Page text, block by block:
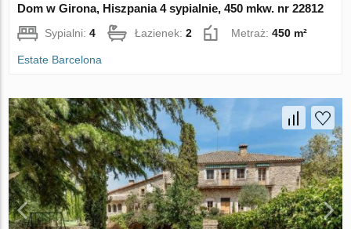
Dom w Girona, Hiszpania 4 sypialnie, 450 mkw. nr 22812
Sypialni:4 Łazienek:2 Metraż:450 m²
Estate Barcelona